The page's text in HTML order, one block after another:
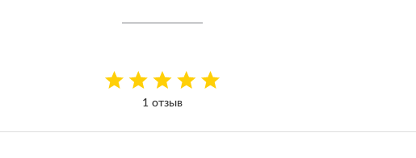
1 отзыв